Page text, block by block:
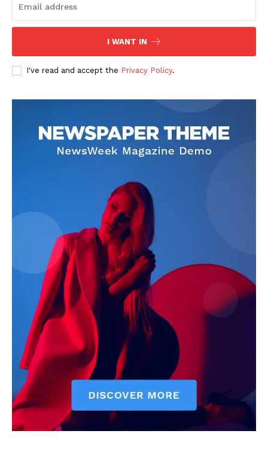
I WANT IN
I've read and accept the Privacy Policy.